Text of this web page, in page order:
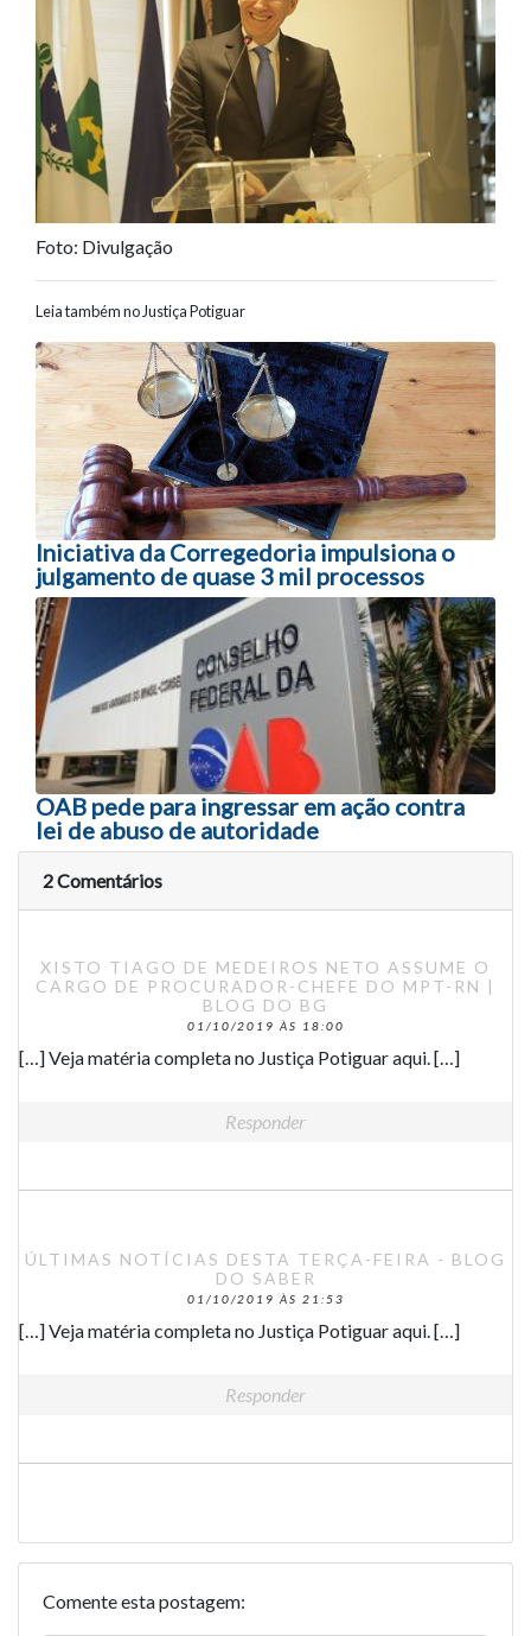
Foto: Divulgação
Leia também no Justiça Potiguar
Navegação entre posts
Iniciativa da Corregedoria impulsiona o
julgamento de quase 3 mil processos
OAB pede para ingressar em ação contra
lei de abuso de autoridade
2 Comentários
XISTO TIAGO DE MEDEIROS NETO ASSUME O
CARGO DE PROCURADOR-CHEFE DO MPT-RN |
BLOG DO BG
01/10/2019 ÀS 18:00
[…] Veja matéria completa no Justiça Potiguar aqui. […]
Responder
ÚLTIMAS NOTÍCIAS DESTA TERÇA-FEIRA - BLOG
DO SABER
01/10/2019 ÀS 21:53
[…] Veja matéria completa no Justiça Potiguar aqui. […]
Responder
Comente esta postagem: